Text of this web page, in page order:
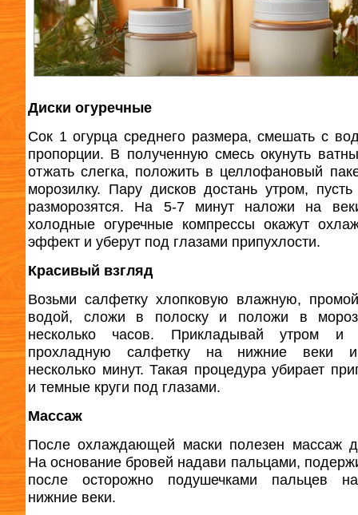
Диски огуречные
Сок 1 огурца среднего размера, смешать с
пропорции. В полученную смесь окунуть
отжать слегка, положить в целлофановый
морозилку. Пару дисков достань утром, пусть
разморозятся. На 5-7 минут наложи на
холодные огуречные компрессы окажут
эффект и уберут под глазами припухлости.
Красивый взгляд
Возьми салфетку хлопковую влажную,
водой, сложи в полоску и положи в
несколько часов. Прикладывай утром и
прохладную салфетку на нижние веки
несколько минут. Такая процедура убирает
и темные круги под глазами.
Массаж
После охлаждающей маски полезен массаж
На основание бровей надави пальцами,
после осторожно подушечками пальцев
нижние веки.